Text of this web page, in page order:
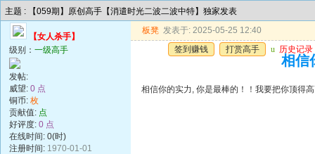
主题 : 【059期】原创高手【消遣时光二波二波中特】独家发表
【女人杀手】
级别： 一级高手
发帖:
威望: 0 点
铜币: 枚
贡献值: 点
好评度: 0 点
在线时间: 0(时)
注册时间: 1970-01-01
板凳 发表于: 2025-05-25 12:40
签到赚钱
打赏高手 u 历史记录
相信
相信你的实力, 你是最棒的！！我要把你顶得